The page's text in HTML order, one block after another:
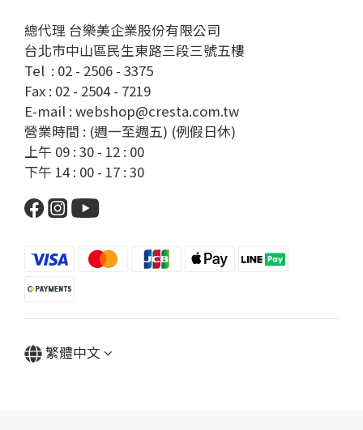
總代理 台樂美企業股份有限公司
台北市中山區民生東路三段三號五樓
Tel : 02 - 2506 - 3375
Fax : 02 - 2504 - 7219
E-mail : webshop@cresta.com.tw
營業時間 : (週一至週五) (例假日休)
上午 09 : 30 - 12 : 00
下午 14 : 00 - 17 : 30
繁體中文